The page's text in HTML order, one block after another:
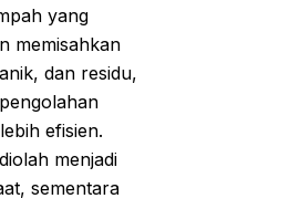
yang
memisahkan
dan residu,
efisien.
menjadi
sementara